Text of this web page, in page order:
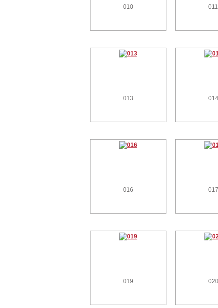
010 011
013 014
016 017
019 020